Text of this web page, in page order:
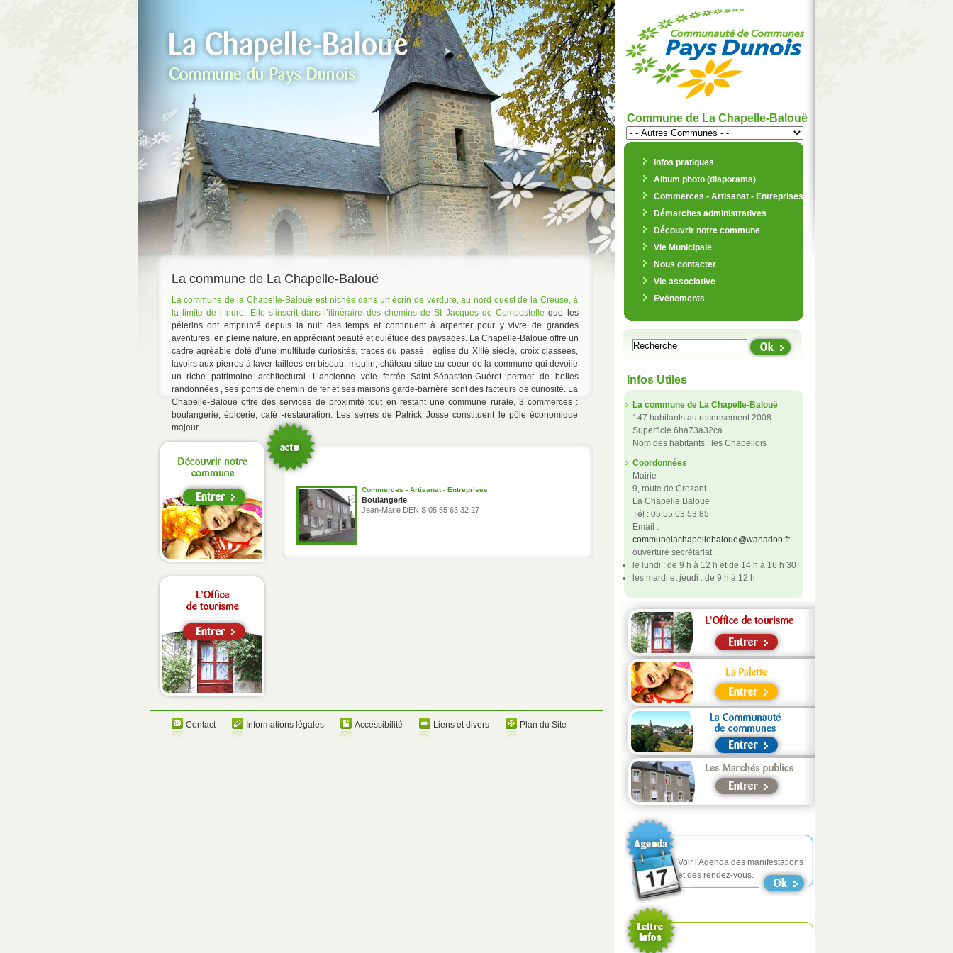
La commune de La Chapelle-Balouë
La commune de la Chapelle-Balouë est nichée dans un écrin de verdure, au nord ouest de la Creuse, à
la limite de l’Indre. Elle s’inscrit dans l’itinéraire des chemins de St Jacques de Compostelle que les
pélerins ont emprunté depuis la nuit des temps et continuent à arpenter pour y vivre de grandes
aventures, en pleine nature, en appréciant beauté et quiétude des paysages. La Chapelle-Balouë offre un
cadre agréable doté d’une multitude curiosités, traces du passé : église du XIIIè siècle, croix classées,
lavoirs aux pierres à laver taillées en biseau, moulin, château situé au coeur de la commune qui dévoile
un riche patrimoine architectural. L’ancienne voie ferrée Saint-Sébastien-Guéret permet de belles
randonnées , ses ponts de chemin de fer et ses maisons garde-barrière sont des facteurs de curiosité. La
Chapelle-Balouë offre des services de proximité tout en restant une commune rurale, 3 commerces :
boulangerie, épicerie, café -restauration. Les serres de Patrick Josse constituent le pôle économique
majeur.
Commerces - Artisanat - Entreprises
Boulangerie
Jean-Marie DENIS 05 55 63 32 27
Contact Informations légales Accessibilité Liens et divers Plan du Site
Commune de La Chapelle-Balouë
Infos pratiques
Album photo (diaporama)
Commerces - Artisanat - Entreprises
Démarches administratives
Découvrir notre commune
Vie Municipale
Nous contacter
Vie associative
Evènements
Infos Utiles
La commune de La Chapelle-Balouë
147 habitants au recensement 2008
Superficie 6ha73a32ca
Nom des habitants : les Chapellois
Coordonnées
Mairie
9, route de Crozant
La Chapelle Balouë
Tél : 05.55.63.53.85
Email :
communelachapellebaloue@wanadoo.fr
ouverture secrétariat :
le lundi : de 9 h à 12 h et de 14 h à 16 h 30
les mardi et jeudi : de 9 h à 12 h
Voir l'Agenda des manifestations
et des rendez-vous.